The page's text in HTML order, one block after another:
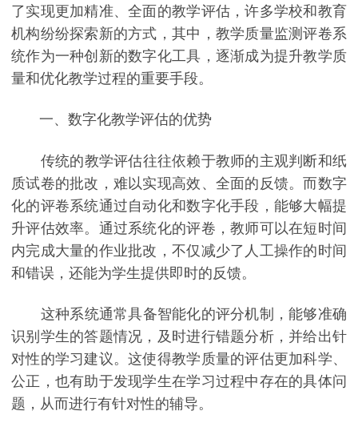
了实现更加精准、全面的教学评估，许多学校和教育
机构纷纷探索新的方式，其中，教学质量监测评卷系
统作为一种创新的数字化工具，逐渐成为提升教学质
量和优化教学过程的重要手段。
一、数字化教学评估的优势
传统的教学评估往往依赖于教师的主观判断和纸
质试卷的批改，难以实现高效、全面的反馈。而数字
化的评卷系统通过自动化和数字化手段，能够大幅提
升评估效率。通过系统化的评卷，教师可以在短时间
内完成大量的作业批改，不仅减少了人工操作的时间
和错误，还能为学生提供即时的反馈。
这种系统通常具备智能化的评分机制，能够准确
识别学生的答题情况，及时进行错题分析，并给出针
对性的学习建议。这使得教学质量的评估更加科学、
公正，也有助于发现学生在学习过程中存在的具体问
题，从而进行有针对性的辅导。